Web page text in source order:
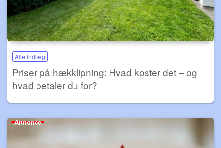
Alle Indlæg
Priser på hækklipning: Hvad koster det – og
hvad betaler du for?
Annonce